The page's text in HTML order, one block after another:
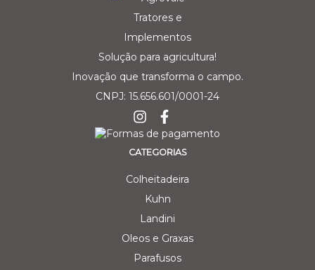
Solução para agricultura!
Inovação que transforma o campo.
CNPJ: 15.656.601/0001-24
CATEGORIAS
Colheitadeira
Kuhn
Landini
Oleos e Graxas
Parafusos